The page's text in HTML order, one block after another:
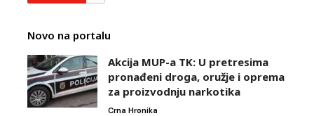
Novo na portalu
Akcija MUP-a TK: U pretresima
pronađeni droga, oružje i oprema
za proizvodnju narkotika
Crna Hronika